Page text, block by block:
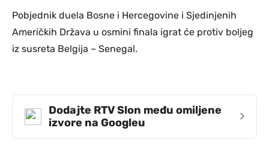
Pobjednik duela Bosne i Hercegovine i Sjedinjenih
Američkih Država u osmini finala igrat će protiv boljeg
iz susreta Belgija – Senegal.
Dodajte RTV Slon među omiljene
izvore na Googleu
›